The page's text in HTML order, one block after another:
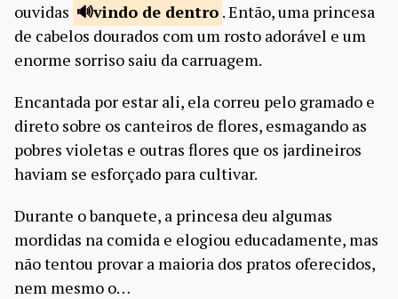
ouvidas
vindo de dentro . Então, uma princesa
de cabelos dourados com um rosto adorável e um
enorme sorriso saiu da carruagem.
Encantada por estar ali, ela correu pelo gramado e
direto sobre os canteiros de flores, esmagando as
pobres violetas e outras flores que os jardineiros
haviam se esforçado para cultivar.
Durante o banquete, a princesa deu algumas
mordidas na comida e elogiou educadamente, mas
não tentou provar a maioria dos pratos oferecidos,
nem mesmo o…